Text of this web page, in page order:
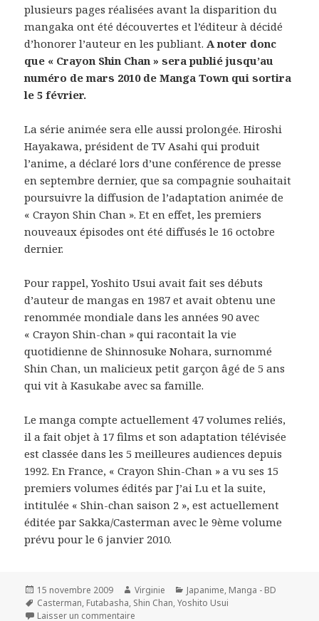
plusieurs pages réalisées avant la disparition du
mangaka ont été découvertes et l’éditeur à décidé
d’honorer l’auteur en les publiant. A noter donc
que « Crayon Shin Chan » sera publié jusqu’au
numéro de mars 2010 de Manga Town qui sortira
le 5 février.
La série animée sera elle aussi prolongée. Hiroshi
Hayakawa, président de TV Asahi qui produit
l’anime, a déclaré lors d’une conférence de presse
en septembre dernier, que sa compagnie souhaitait
poursuivre la diffusion de l’adaptation animée de
« Crayon Shin Chan ». Et en effet, les premiers
nouveaux épisodes ont été diffusés le 16 octobre
dernier.
Pour rappel, Yoshito Usui avait fait ses débuts
d’auteur de mangas en 1987 et avait obtenu une
renommée mondiale dans les années 90 avec
« Crayon Shin-chan » qui racontait la vie
quotidienne de Shinnosuke Nohara, surnommé
Shin Chan, un malicieux petit garçon âgé de 5 ans
qui vit à Kasukabe avec sa famille.
Le manga compte actuellement 47 volumes reliés,
il a fait objet à 17 films et son adaptation télévisée
est classée dans les 5 meilleures audiences depuis
1992. En France, « Crayon Shin-Chan » a vu ses 15
premiers volumes édités par J’ai Lu et la suite,
intitulée « Shin-chan saison 2 », est actuellement
éditée par Sakka/Casterman avec le 9ème volume
prévu pour le 6 janvier 2010.
Publié
le
15 novembre 2009 Auteur
Virginie Catégories
Japanime, Manga - BD
Mots-
clés
Casterman, Futabasha, Shin Chan,Yoshito Usui
Laisser un commentaire